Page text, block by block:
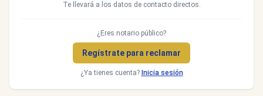
Te llevará a los datos de contacto directos.
¿Eres notario público?
Regístrate para reclamar
¿Ya tienes cuenta? Inicia sesión